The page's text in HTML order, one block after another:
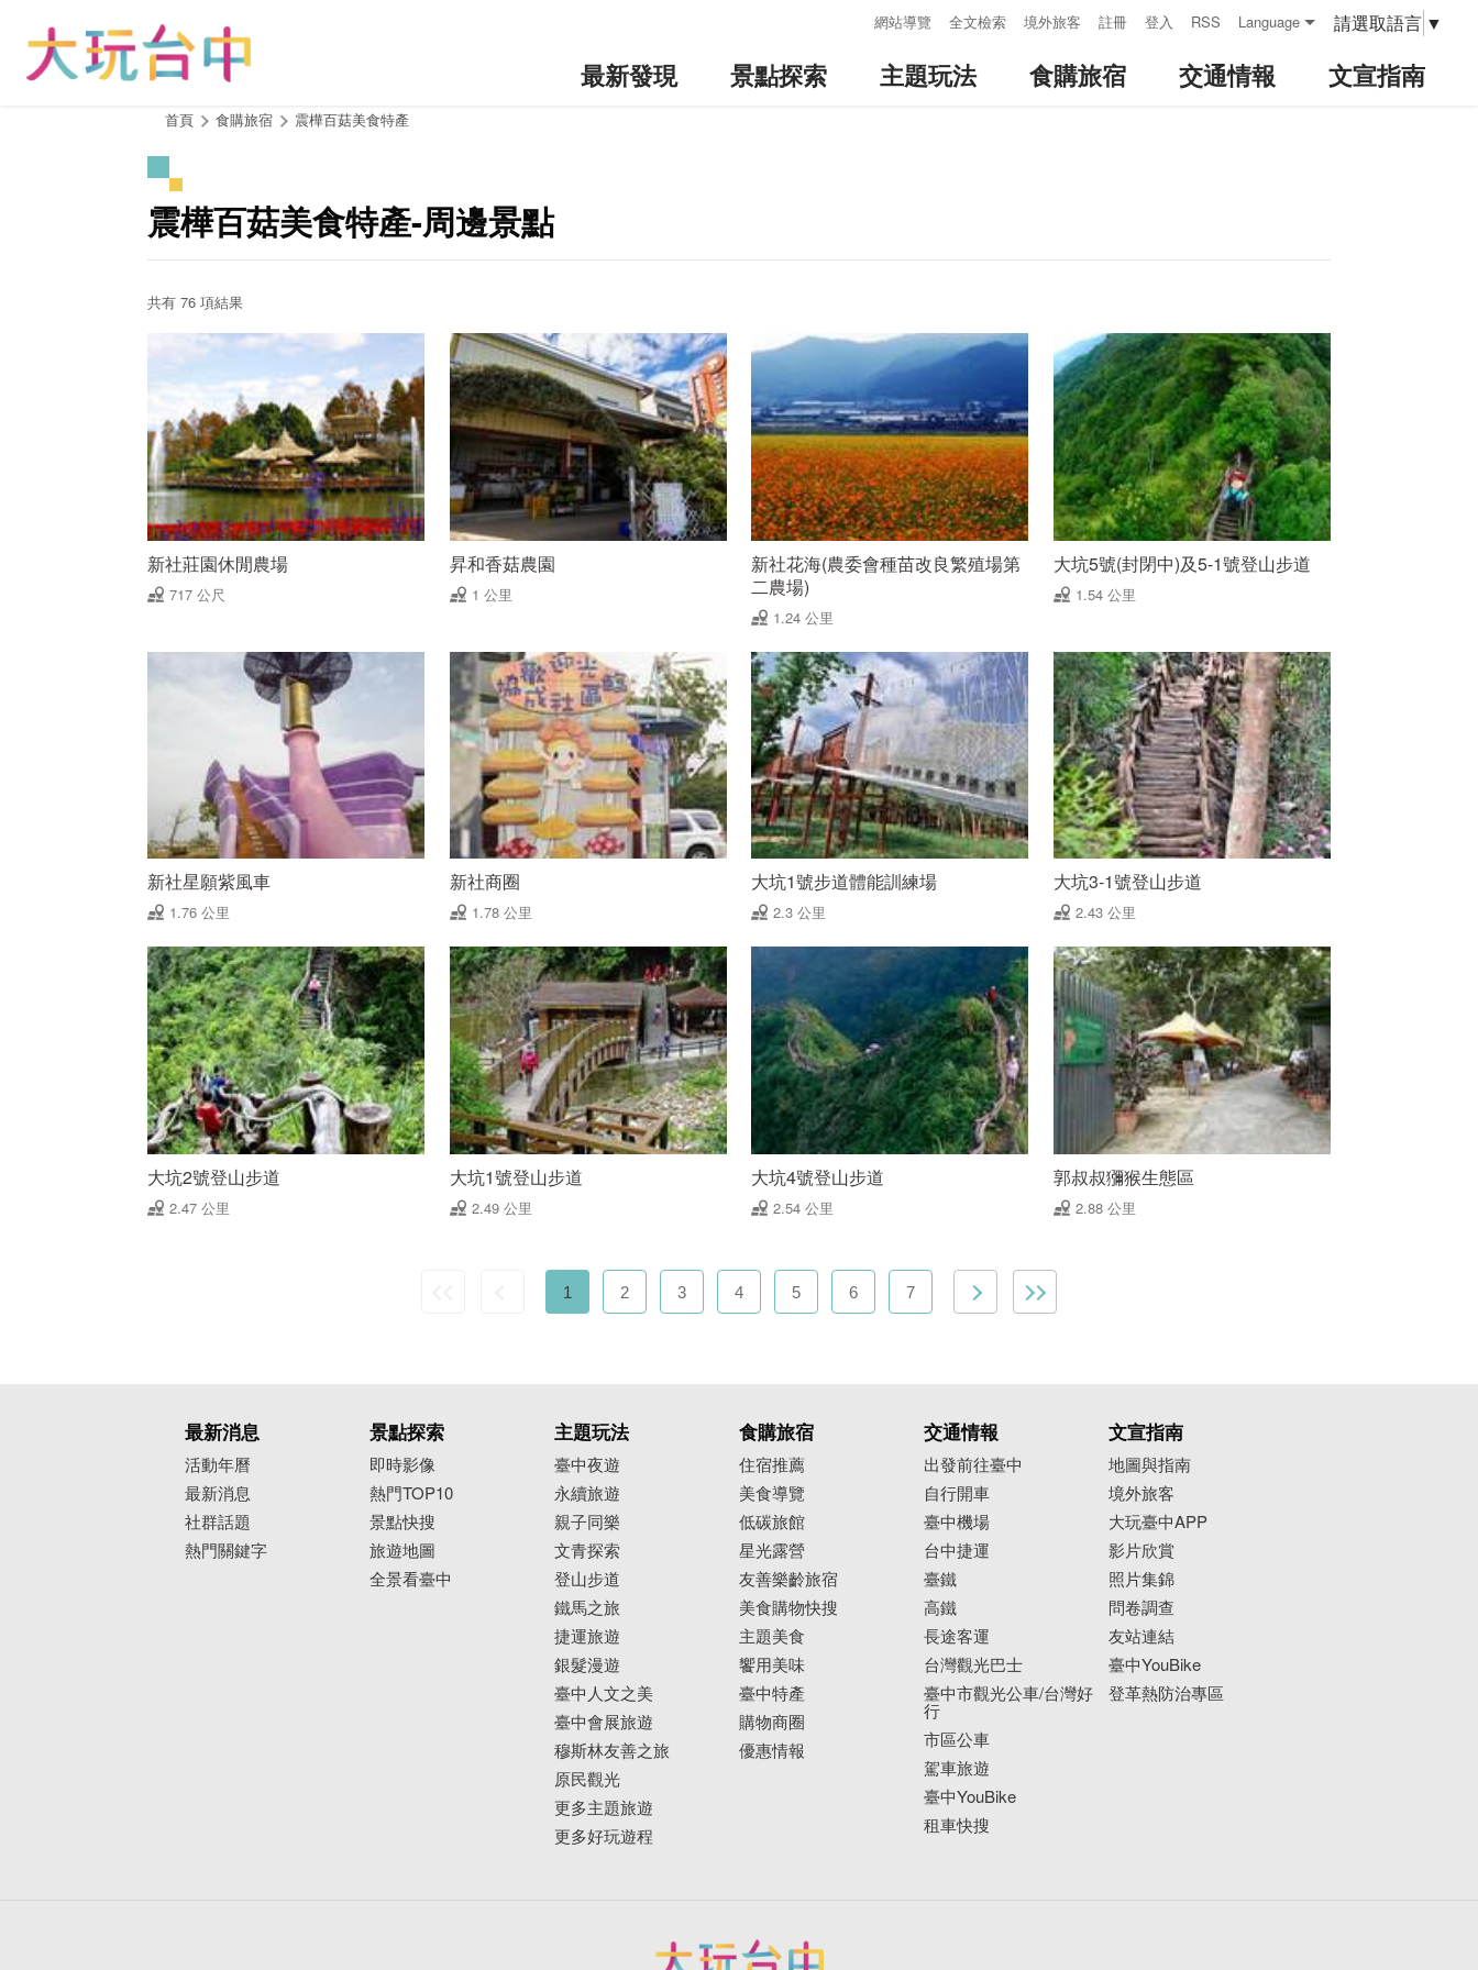
網站導覽 全文檢索 境外旅客 註冊 登入 RSS Language 請選取語言 ▼
最新發現 景點探索 主題玩法 食購旅宿 交通情報 文宣指南
首頁 食購旅宿 震樺百菇美食特產
震樺百菇美食特產-周邊景點
共有 76 項結果
新社莊園休閒農場
717 公尺
昇和香菇農園
1 公里
新社花海(農委會種苗改良繁殖場第
二農場)
1.24 公里
大坑5號(封閉中)及5-1號登山步道
1.54 公里
新社星願紫風車
1.76 公里
新社商圈
1.78 公里
大坑1號步道體能訓練場
2.3 公里
大坑3-1號登山步道
2.43 公里
大坑2號登山步道
2.47 公里
大坑1號登山步道
2.49 公里
大坑4號登山步道
2.54 公里
郭叔叔獼猴生態區
2.88 公里
1 2 3 4 5 6 7
最新消息
活動年曆
最新消息
社群話題
熱門關鍵字
景點探索
即時影像
熱門TOP10
景點快搜
旅遊地圖
全景看臺中
主題玩法
臺中夜遊
永續旅遊
親子同樂
文青探索
登山步道
鐵馬之旅
捷運旅遊
銀髮漫遊
臺中人文之美
臺中會展旅遊
穆斯林友善之旅
原民觀光
更多主題旅遊
更多好玩遊程
食購旅宿
住宿推薦
美食導覽
低碳旅館
星光露營
友善樂齡旅宿
美食購物快搜
主題美食
饗用美味
臺中特產
購物商圈
優惠情報
交通情報
出發前往臺中
自行開車
臺中機場
台中捷運
臺鐵
高鐵
長途客運
台灣觀光巴士
臺中市觀光公車/台灣好
行
市區公車
駕車旅遊
臺中YouBike
租車快搜
文宣指南
地圖與指南
境外旅客
大玩臺中APP
影片欣賞
照片集錦
問卷調查
友站連結
臺中YouBike
登革熱防治專區